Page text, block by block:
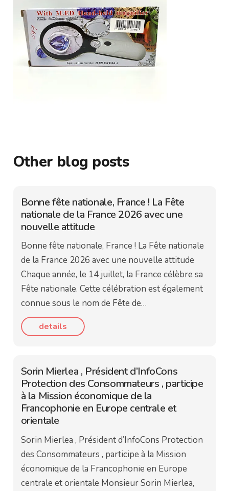
Other blog posts
Bonne fête nationale, France ! La Fête
nationale de la France 2026 avec une
nouvelle attitude
Bonne fête nationale, France ! La Fête nationale
de la France 2026 avec une nouvelle attitude
Chaque année, le 14 juillet, la France célèbre sa
Fête nationale. Cette célébration est également
connue sous le nom de Fête de…
details
Sorin Mierlea , Président d’InfoCons
Protection des Consommateurs , participe
à la Mission économique de la
Francophonie en Europe centrale et
orientale
Sorin Mierlea , Président d’InfoCons Protection
des Consommateurs , participe à la Mission
économique de la Francophonie en Europe
centrale et orientale Monsieur Sorin Mierlea,